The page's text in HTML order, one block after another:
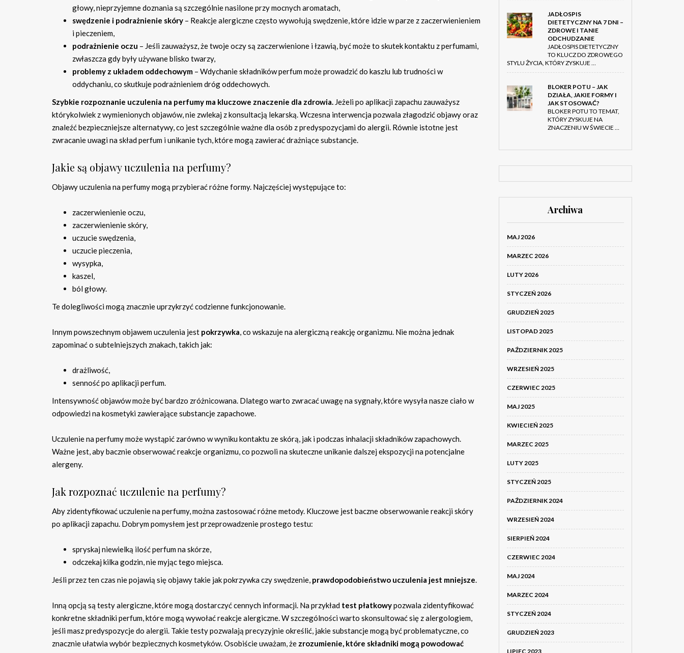
głowy, nieprzyjemne doznania są szczególnie nasilone przy mocnych aromatach,
swędzenie i podrażnienie skóry – Reakcje alergiczne często wywołują swędzenie, które idzie w parze z zaczerwienieniem
i pieczeniem,
podrażnienie oczu – Jeśli zauważysz, że twoje oczy są zaczerwienione i łzawią, być może to skutek kontaktu z perfumami,
zwłaszcza gdy były używane blisko twarzy,
problemy z układem oddechowym – Wdychanie składników perfum może prowadzić do kaszlu lub trudności w
oddychaniu, co skutkuje podrażnieniem dróg oddechowych.
Szybkie rozpoznanie uczulenia na perfumy ma kluczowe znaczenie dla zdrowia. Jeżeli po aplikacji zapachu zauważysz
którykolwiek z wymienionych objawów, nie zwlekaj z konsultacją lekarską. Wczesna interwencja pozwala złagodzić objawy oraz
znaleźć bezpieczniejsze alternatywy, co jest szczególnie ważne dla osób z predyspozycjami do alergii. Równie istotne jest
zwracanie uwagi na skład perfum i unikanie tych, które mogą zawierać drażniące substancje.
Jakie są objawy uczulenia na perfumy?
Objawy uczulenia na perfumy mogą przybierać różne formy. Najczęściej występujące to:
zaczerwienienie oczu,
zaczerwienienie skóry,
uczucie swędzenia,
uczucie pieczenia,
wysypka,
kaszel,
ból głowy.
Te dolegliwości mogą znacznie uprzykrzyć codzienne funkcjonowanie.
Innym powszechnym objawem uczulenia jest pokrzywka, co wskazuje na alergiczną reakcję organizmu. Nie można jednak
zapominać o subtelniejszych znakach, takich jak:
drażliwość,
senność po aplikacji perfum.
Intensywność objawów może być bardzo zróżnicowana. Dlatego warto zwracać uwagę na sygnały, które wysyła nasze ciało w
odpowiedzi na kosmetyki zawierające substancje zapachowe.
Uczulenie na perfumy może wystąpić zarówno w wyniku kontaktu ze skórą, jak i podczas inhalacji składników zapachowych.
Ważne jest, aby bacznie obserwować reakcje organizmu, co pozwoli na skuteczne unikanie dalszej ekspozycji na potencjalne
alergeny.
Jak rozpoznać uczulenie na perfumy?
Aby zidentyfikować uczulenie na perfumy, można zastosować różne metody. Kluczowe jest baczne obserwowanie reakcji skóry
po aplikacji zapachu. Dobrym pomysłem jest przeprowadzenie prostego testu:
spryskaj niewielką ilość perfum na skórze,
odczekaj kilka godzin, nie myjąc tego miejsca.
Jeśli przez ten czas nie pojawią się objawy takie jak pokrzywka czy swędzenie, prawdopodobieństwo uczulenia jest mniejsze.
Inną opcją są testy alergiczne, które mogą dostarczyć cennych informacji. Na przykład test płatkowypozwala zidentyfikować
konkretne składniki perfum, które mogą wywołać reakcje alergiczne. W szczególności warto skonsultować się z alergologiem,
jeśli masz predyspozycje do alergii. Takie testy pozwalają precyzyjnie określić, jakie substancje mogą być problematyczne, co
znacznie ułatwia wybór bezpiecznych kosmetyków. Osobiście uważam, że zrozumienie, które składniki mogą powodować
JADŁOSPIS
DIETETYCZNY NA 7 DNI –
ZDROWE I TANIE
ODCHUDZANIE
JADŁOSPIS DIETETYCZNY
TO KLUCZ DO ZDROWEGO
STYLU ŻYCIA, KTÓRY ZYSKUJE …
BLOKER POTU – JAK
DZIAŁA, JAKIE FORMY I
JAK STOSOWAĆ?
BLOKER POTU TO TEMAT,
KTÓRY ZYSKUJE NA
ZNACZENIU W ŚWIECIE …
Archiwa
MAJ 2026
MARZEC 2026
LUTY 2026
STYCZEŃ 2026
GRUDZIEŃ 2025
LISTOPAD 2025
PAŹDZIERNIK 2025
WRZESIEŃ 2025
CZERWIEC 2025
MAJ 2025
KWIECIEŃ 2025
MARZEC 2025
LUTY 2025
STYCZEŃ 2025
PAŹDZIERNIK 2024
WRZESIEŃ 2024
SIERPIEŃ 2024
CZERWIEC 2024
MAJ 2024
MARZEC 2024
STYCZEŃ 2024
GRUDZIEŃ 2023
LIPIEC 2023